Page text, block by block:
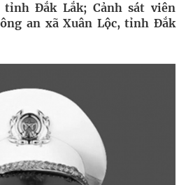
tỉnh Đắk Lắk; Cảnh sát viên
an xã Xuân Lộc, tỉnh Đắk